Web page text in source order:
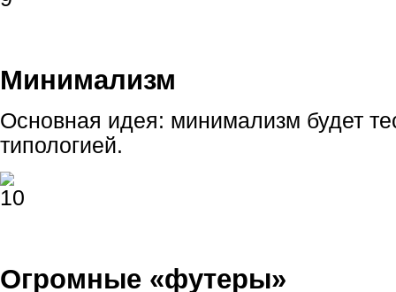
Минимализм
Основная идея: минимализм будет
типологией.
Огромные «футеры»